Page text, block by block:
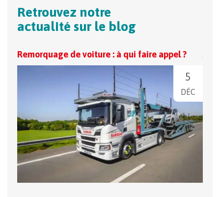
Retrouvez notre
actualité sur le blog
Remorquage de voiture : à qui faire appel ?
5
DÉC